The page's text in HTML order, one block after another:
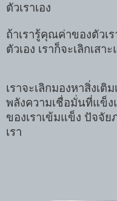
ตัวเราเอง
ถ้าเรารู้คุณค่าของตัวเ
ตัวเอง เราก็จะเลิกเส
เราจะเลิกมองหาสิ่งเติ
พลังความเชื่อมั่นที่แข็ง
ของเราเข้มแข็ง ปัจจั
เรา